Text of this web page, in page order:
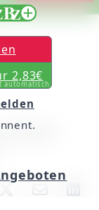
2,83€
automatisch